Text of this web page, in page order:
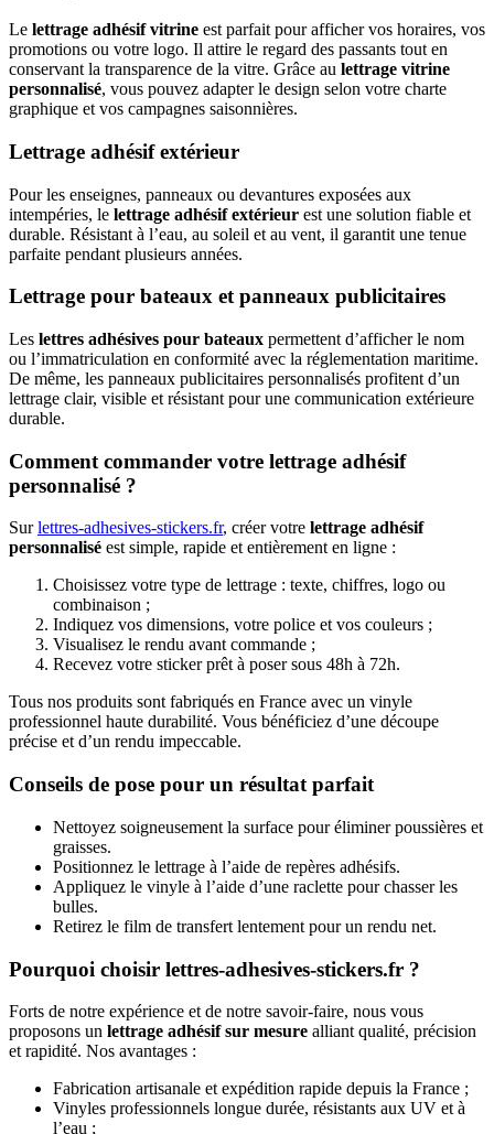
Le lettrage adhésif vitrine est parfait pour afficher vos horaires, vos
promotions ou votre logo. Il attire le regard des passants tout en
conservant la transparence de la vitre. Grâce au lettrage vitrine
personnalisé, vous pouvez adapter le design selon votre charte
graphique et vos campagnes saisonnières.
Lettrage adhésif extérieur
Pour les enseignes, panneaux ou devantures exposées aux
intempéries, le lettrage adhésif extérieur est une solution fiable et
durable. Résistant à l’eau, au soleil et au vent, il garantit une tenue
parfaite pendant plusieurs années.
Lettrage pour bateaux et panneaux publicitaires
Les lettres adhésives pour bateaux permettent d’afficher le nom
ou l’immatriculation en conformité avec la réglementation maritime.
De même, les panneaux publicitaires personnalisés profitent d’un
lettrage clair, visible et résistant pour une communication extérieure
durable.
Comment commander votre lettrage adhésif
personnalisé ?
Surlettres-adhesives-stickers.fr, créer votre lettrage adhésif
personnalisé est simple, rapide et entièrement en ligne :
Choisissez votre type de lettrage : texte, chiffres, logo ou
combinaison ;
Indiquez vos dimensions, votre police et vos couleurs ;
Visualisez le rendu avant commande ;
Recevez votre sticker prêt à poser sous 48h à 72h.
Tous nos produits sont fabriqués en France avec un vinyle
professionnel haute durabilité. Vous bénéficiez d’une découpe
précise et d’un rendu impeccable.
Conseils de pose pour un résultat parfait
Nettoyez soigneusement la surface pour éliminer poussières et
graisses.
Positionnez le lettrage à l’aide de repères adhésifs.
Appliquez le vinyle à l’aide d’une raclette pour chasser les
bulles.
Retirez le film de transfert lentement pour un rendu net.
Pourquoi choisir lettres-adhesives-stickers.fr ?
Forts de notre expérience et de notre savoir-faire, nous vous
proposons un lettrage adhésif sur mesure alliant qualité, précision
et rapidité. Nos avantages :
Fabrication artisanale et expédition rapide depuis la France ;
Vinyles professionnels longue durée, résistants aux UV et à
l’eau ;